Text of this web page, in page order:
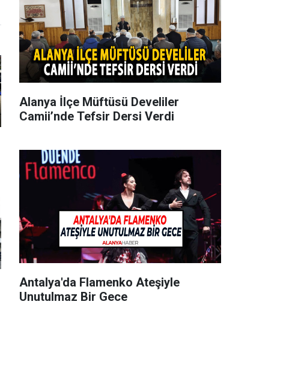
Alanya İlçe Müftüsü Develiler
Camii’nde Tefsir Dersi Verdi
Antalya'da Flamenko Ateşiyle
Unutulmaz Bir Gece